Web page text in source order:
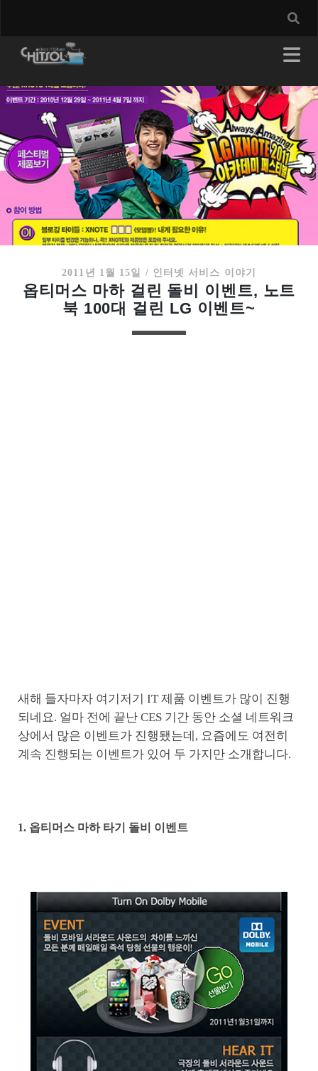
2011년 1월 15일 / 인터넷 서비스 이야기
옵티머스 마하 걸린 돌비 이벤트, 노트
북 100대 걸린 LG 이벤트~
새해 들자마자 여기저기 IT 제품 이벤트가 많이 진행
되네요. 얼마 전에 끝난 CES 기간 동안 소셜 네트워크
상에서 많은 이벤트가 진행됐는데, 요즘에도 여전히
계속 진행되는 이벤트가 있어 두 가지만 소개합니다.
1. 옵티머스 마하 타기 돌비 이벤트